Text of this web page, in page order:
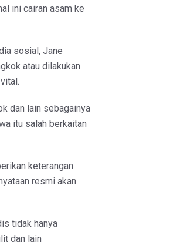
ini cairan asam ke
sosial, Jane
atau dilakukan
dan lain sebagainya
itu salah berkaitan
keterangan
resmi akan
tidak hanya
dan lain